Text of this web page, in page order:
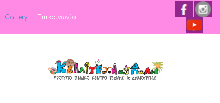
Gallery Επικοινωνία